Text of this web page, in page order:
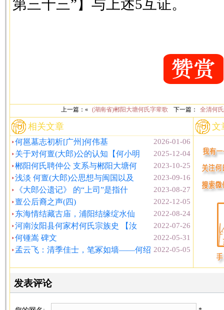
第三十三”】与上述5互证。
上一篇：« (湖南省)郴阳大塘何氏字辈歌 下一篇： 全清何
相关文章
2026-01-06
何邕墓志初析[广州]何伟基
2025-12-04
关于对何亶(大郎)公的认知【何小明
2023-10-25
郴阳何氏聘仲公 支系与郴阳大塘何
2023-09-16
浅淡 何亶(大郎)公思想与闽国以及
2023-08-27
《大郎公遗记》 的“上司”是指什
2022-12-05
亶公后裔之声(四)
2022-08-24
东海情结藏古庙，浦阳结缘绽水仙
2022-07-26
河南汝阳县何家村何氏宗族史 【汝
2022-05-31
何锺嵩 碑文
2022-05-05
孟云飞：清季佳士，笔冢如墙——何绍
文
发表评论